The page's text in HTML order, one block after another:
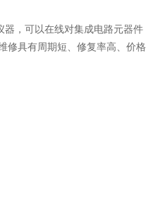
，可以在线对集成电路元器件
修具有周期短、修复率高、价格